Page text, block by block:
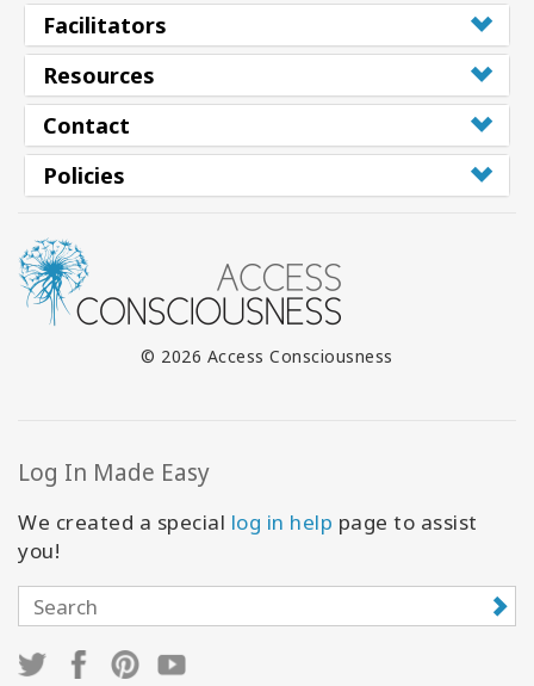
Facilitators
Resources
Contact
Policies
© 2026 Access Consciousness
Log In Made Easy
We created a special log in help page to assist
you!